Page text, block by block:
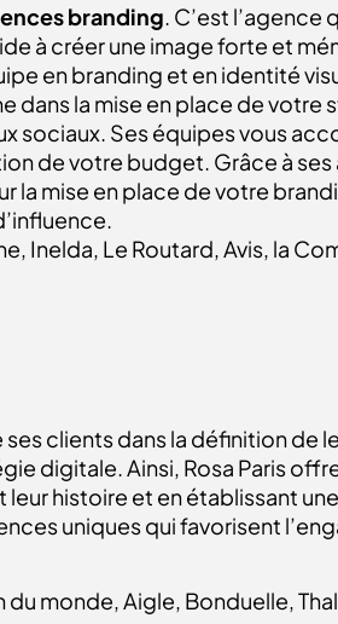
branding. C’est l’agence
à créer une image forte et
en branding et en identité
la mise en place de votre
sociaux. Ses équipes vous
de votre budget. Grâce à ses
la mise en place de votre
Inelda, Le Routard, Avis, la
clients dans la définition de
digitale. Ainsi, Rosa Paris
histoire et en établissant
uniques qui favorisent
monde, Aigle, Bonduelle,